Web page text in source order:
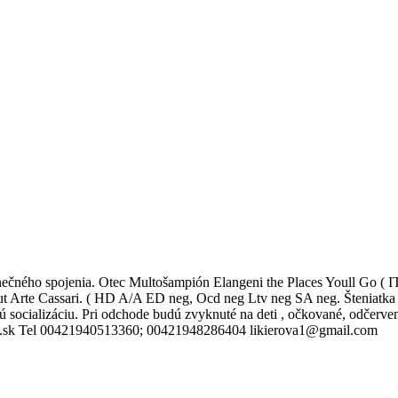
spojenia. Otec Multošampión Elangeni the Places Youll
Cassari. ( HD A/A ED neg, Ocd neg Ltv neg SA neg.
Pri odchode budú zvyknuté na deti , očkované,
Tel 00421940513360; 00421948286404 likierova1@gmail.com